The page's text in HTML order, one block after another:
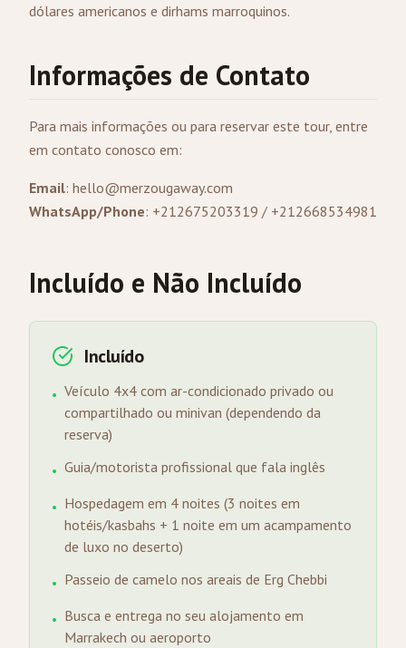
dólares americanos e dirhams marroquinos.
Informações de Contato
Para mais informações ou para reservar este tour, entre
em contato conosco em:
Email: hello@merzougaway.com
WhatsApp/Phone: +212675203319 / +212668534981
Incluído e Não Incluído
Incluído
• Veículo 4x4 com ar-condicionado privado ou
compartilhado ou minivan (dependendo da
reserva)
• Guia/motorista profissional que fala inglês
• Hospedagem em 4 noites (3 noites em
hotéis/kasbahs + 1 noite em um acampamento
de luxo no deserto)
• Passeio de camelo nos areais de Erg Chebbi
• Busca e entrega no seu alojamento em
Marrakech ou aeroporto